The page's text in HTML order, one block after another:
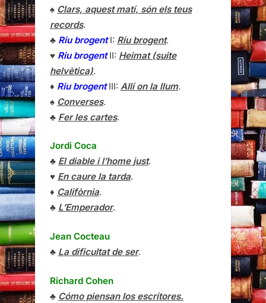
♠ Clars, aquest matí, són els teus
records.
♣ Riu brogentI: Riu brogent.
♥ Riu brogentII: Heimat (suite
helvètica).
♦ Riu brogentIII: Allí on la llum.
♠ Converses.
♣ Fer les cartes.
Jordi Coca
♣ El diable i l’home just.
♥ En caure la tarda.
♦ Califòrnia.
♣ L’Emperador.
Jean Cocteau
♣ La dificultat de ser.
Richard Cohen
♣ Cómo piensan los escritores.